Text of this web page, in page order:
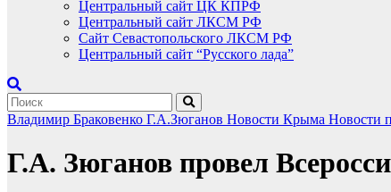
Центральный сайт ЦК КПРФ
Центральный сайт ЛКСМ РФ
Сайт Севастопольского ЛКСМ РФ
Центральный сайт “Русского лада”
Владимир Браковенко Г.А.Зюганов Новости Крыма Новости
Г.А. Зюганов провел